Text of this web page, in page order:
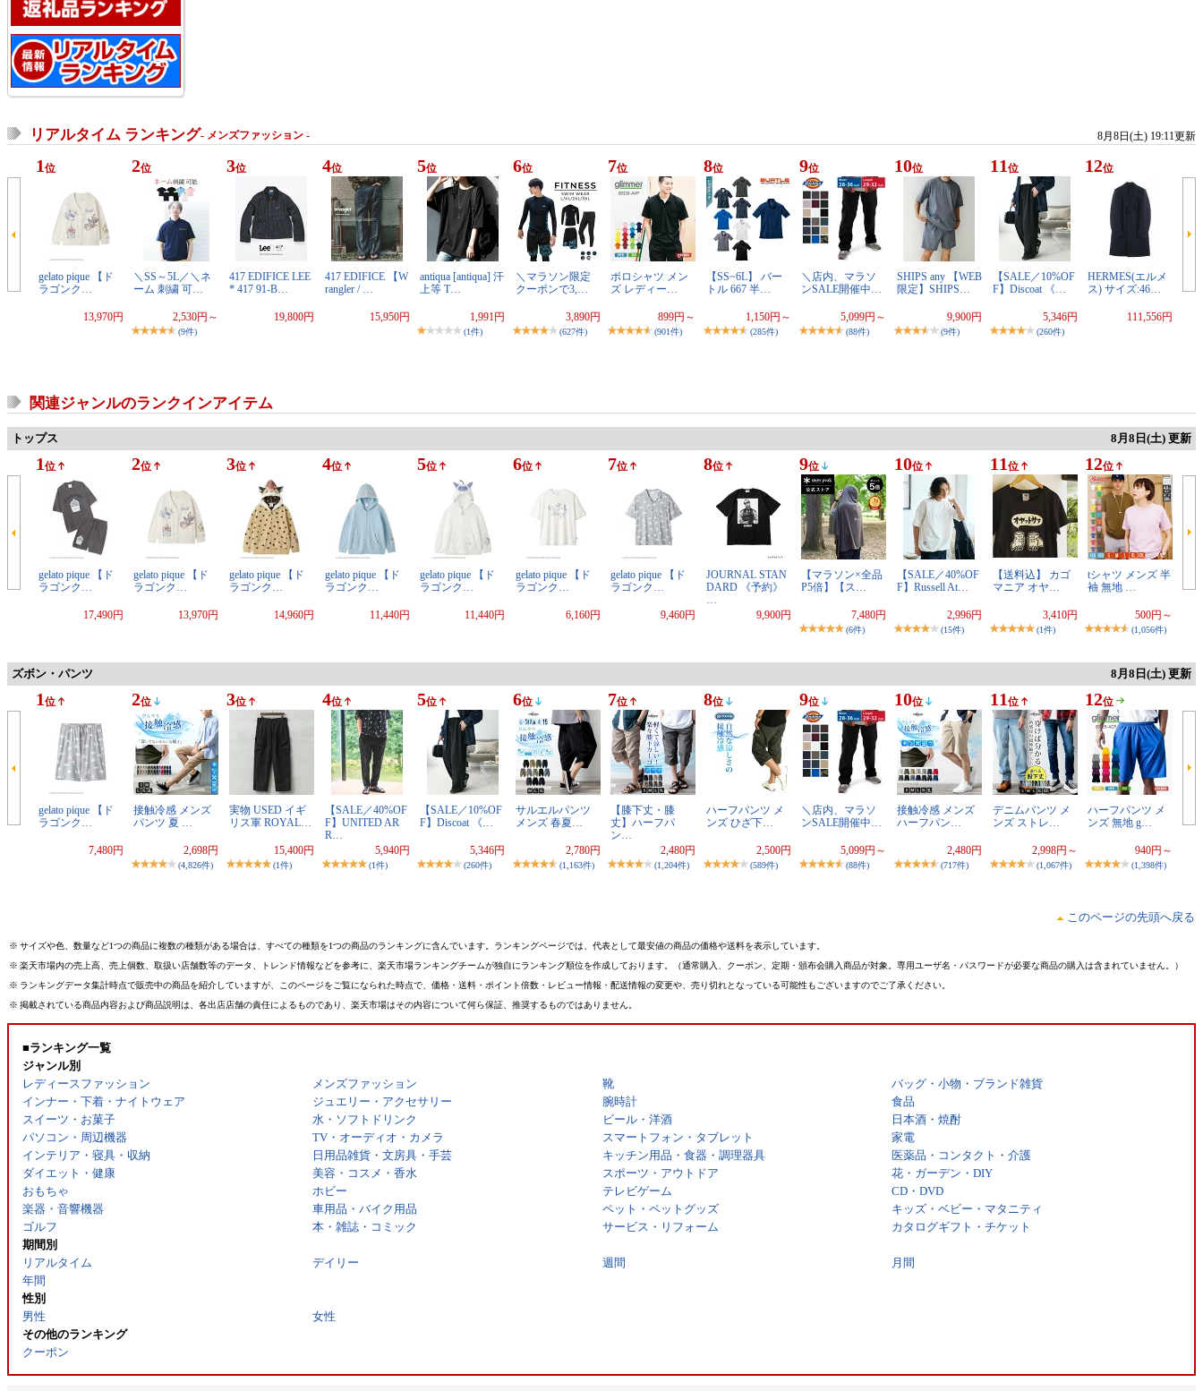
リアルタイム ランキング- メンズファッション - 8月8日(土) 19:11更新
1 位
gelato pique 【ド
ラゴンク…
13,970円
2位
＼SS～5L／＼ネ
ーム 刺繍 可…
2,530円～
(9件)
3位
417 EDIFICE LEE
* 417 91-B…
19,800円
4位
417 EDIFICE 【W
rangler / …
15,950円
5位
antiqua [antiqua] 汗
上等 T…
1,991円
(1件)
6位
＼マラソン限定
クーポンで3,…
3,890円
(627件)
7位
ポロシャツ メン
ズ レディー…
899円～
(901件)
8位
【SS~6L】 バー
トル 667 半…
1,150円～
(285件)
9位
＼店内、マラソ
ンSALE開催中…
5,099円～
(88件)
10位
SHIPS any 【WEB
限定】SHIPS…
9,900円
(9件)
11 位
【SALE／10%OF
F】Discoat 《…
5,346円
(260件)
12位
HERMES(エルメ
ス) サイズ:46…
111,556円
関連ジャンルのランクインアイテム
トップス 8月8日(土) 更新
1 位
gelato pique 【ド
ラゴンク…
17,490円
2位
gelato pique 【ド
ラゴンク…
13,970円
3位
gelato pique 【ド
ラゴンク…
14,960円
4位
gelato pique 【ド
ラゴンク…
11,440円
5位
gelato pique 【ド
ラゴンク…
11,440円
6位
gelato pique 【ド
ラゴンク…
6,160円
7位
gelato pique 【ド
ラゴンク…
9,460円
8位
JOURNAL STAN
DARD 《予約》
9,900円
9位
【マラソン×全品
P5倍】【ス…
7,480円
(6件)
10位
【SALE／40%OF
F】Russell At…
2,996円
(15件)
11 位
【送料込】 カゴ
マニア オヤ…
3,410円
(1件)
12位
tシャツ メンズ 半
袖 無地 …
500円～
(1,056件)
ズボン・パンツ 8月8日(土) 更新
1 位
gelato pique 【ド
ラゴンク…
7,480円
2位
接触冷感 メンズ
パンツ 夏 …
2,698円
(4,826件)
3位
実物 USED イギ
リス軍 ROYAL…
15,400円
(1件)
4位
【SALE／40%OF
F】UNITED AR
R…
5,940円
(1件)
5位
【SALE／10%OF
F】Discoat 《…
5,346円
(260件)
6位
サルエルパンツ
メンズ 春夏…
2,780円
(1,163件)
7位
【膝下丈・膝
丈】ハーフパ
ン…
2,480円
(1,204件)
8位
ハーフパンツ メ
ンズ ひざ下…
2,500円
(589件)
9位
＼店内、マラソ
ンSALE開催中…
5,099円～
(88件)
10位
接触冷感 メンズ
ハーフパン…
2,480円
(717件)
11 位
デニムパンツ メ
ンズ ストレ…
2,998円～
(1,067件)
12位
ハーフパンツ メ
ンズ 無地 g…
940円～
(1,398件)
このページの先頭へ戻る
※ サイズや色、数量など1つの商品に複数の種類がある場合は、すべての種類を1つの商品のランキングに含んでいます。ランキングページでは、代表として最安値の商品の価格や送料を表示しています。
※ 楽天市場内の売上高、売上個数、取扱い店舗数等のデータ、トレンド情報などを参考に、楽天市場ランキングチームが独自にランキング順位を作成しております。（通常購入、クーポン、定期・頒布会購入商品が対象。専用ユーザ名・パスワードが必要な商品の購入は含まれていません。）
※ ランキングデータ集計時点で販売中の商品を紹介していますが、このページをご覧になられた時点で、価格・送料・ポイント倍数・レビュー情報・配送情報の変更や、売り切れとなっている可能性もございますのでご了承ください。
※ 掲載されている商品内容および商品説明は、各出店店舗の責任によるものであり、楽天市場はその内容について何ら保証、推奨するものではありません。
■ランキング一覧
ジャンル別
レディースファッション
メンズファッション 靴
バッグ・小物・ブランド雑貨
インナー・下着・ナイトウェア
ジュエリー・アクセサリー 腕時計
食品
スイーツ・お菓子
水・ソフトドリンク ビール・洋酒
日本酒・焼酎
パソコン・周辺機器
TV・オーディオ・カメラ スマートフォン・タブレット
家電
インテリア・寝具・収納
日用品雑貨・文房具・手芸 キッチン用品・食器・調理器具
医薬品・コンタクト・介護
ダイエット・健康
美容・コスメ・香水 スポーツ・アウトドア
花・ガーデン・DIY
おもちゃ
ホビー テレビゲーム
CD・DVD
楽器・音響機器
車用品・バイク用品 ペット・ペットグッズ
キッズ・ベビー・マタニティ
ゴルフ
本・雑誌・コミック サービス・リフォーム
カタログギフト・チケット
期間別
リアルタイム
デイリー 週間
月間
年間
性別
男性
女性
その他のランキング
クーポン